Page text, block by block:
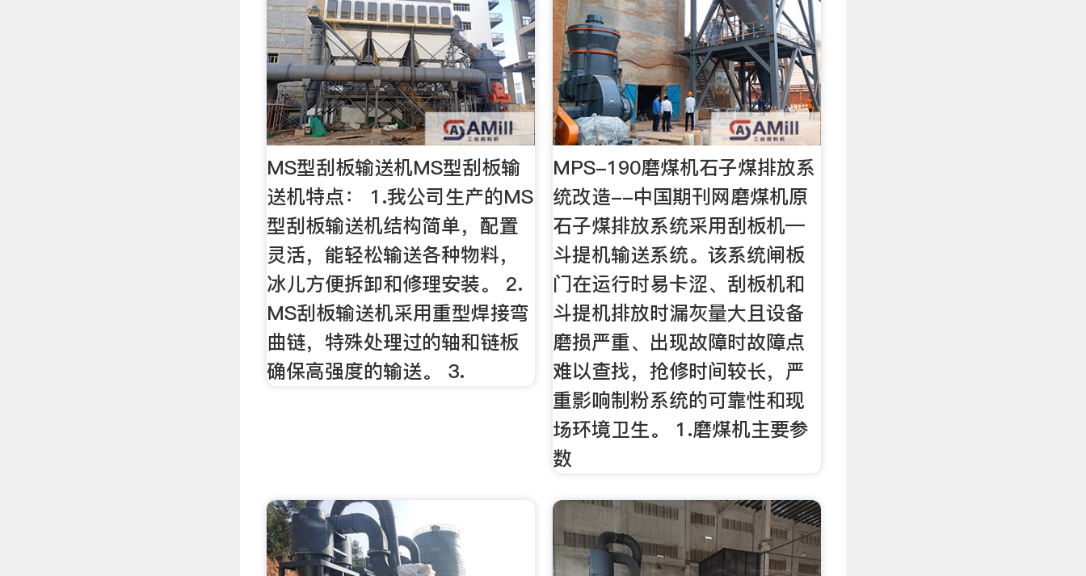
MS型刮板输送机MS型刮板输
送机特点： 1.我公司生产的MS
型刮板输送机结构简单，配置
灵活，能轻松输送各种物料，
冰儿方便拆卸和修理安装。 2.
MS刮板输送机采用重型焊接弯
曲链，特殊处理过的轴和链板
确保高强度的输送。 3.
MPS-190磨煤机石子煤排放系
统改造--中国期刊网磨煤机原
石子煤排放系统采用刮板机—
斗提机输送系统。该系统闸板
门在运行时易卡涩、刮板机和
斗提机排放时漏灰量大且设备
磨损严重、出现故障时故障点
难以查找，抢修时间较长，严
重影响制粉系统的可靠性和现
场环境卫生。 1.磨煤机主要参
数